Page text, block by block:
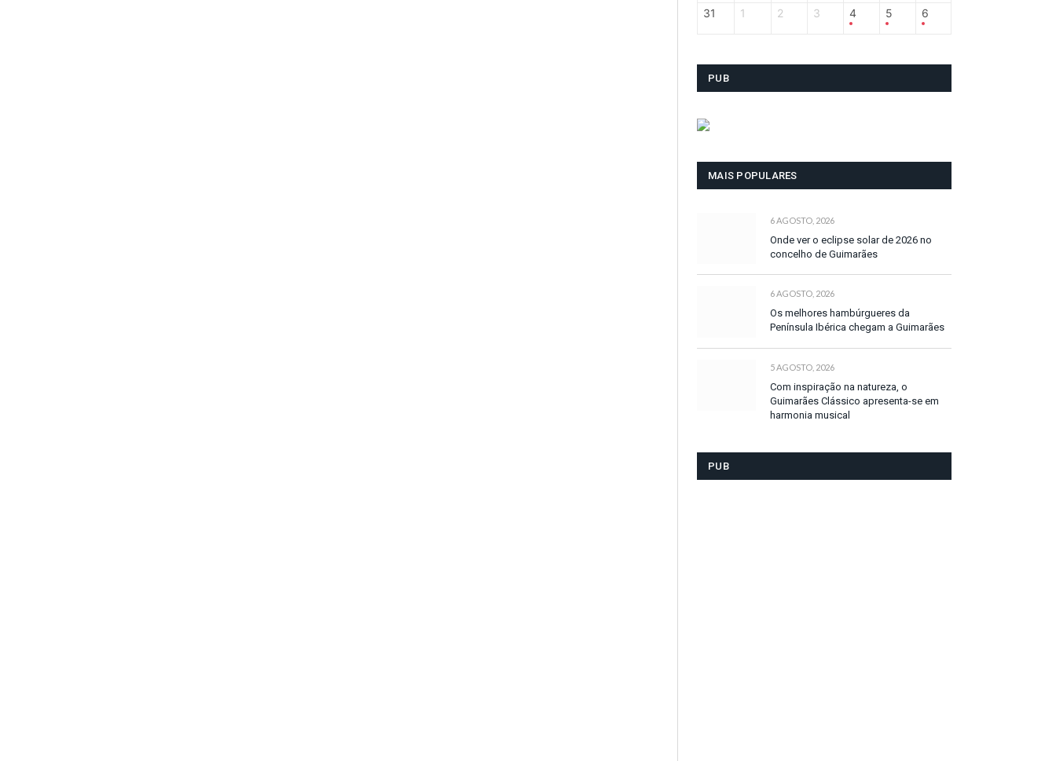
31 1 2 3 4 5 6
PUB
MAIS POPULARES
6 AGOSTO, 2026
Onde ver o eclipse solar de 2026 no
concelho de Guimarães
6 AGOSTO, 2026
Os melhores hambúrgueres da
Península Ibérica chegam a Guimarães
5 AGOSTO, 2026
Com inspiração na natureza, o
Guimarães Clássico apresenta-se em
harmonia musical
PUB